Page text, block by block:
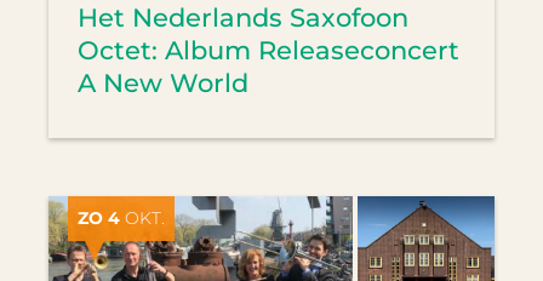
Het Nederlands Saxofoon
Octet: Album Releaseconcert
A New World
ZO 4 OKT.